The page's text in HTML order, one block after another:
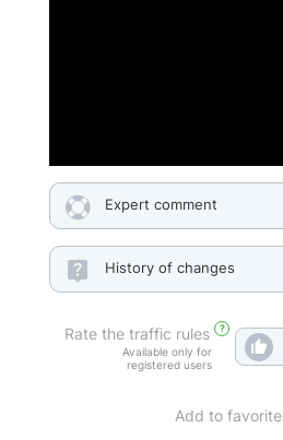
Expert comment
History of changes
Rate the traffic rules ?
Available only for
registered users
Add to favorite